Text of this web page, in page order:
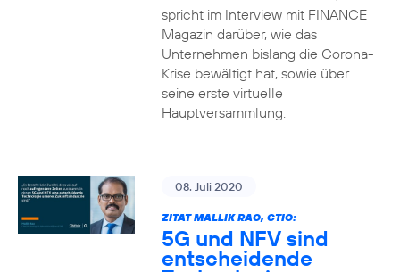
spricht im Interview mit FINANCE
Magazin darüber, wie das
Unternehmen bislang die Corona-
Krise bewältigt hat, sowie über
seine erste virtuelle
Hauptversammlung.
08. Juli 2020
ZITAT MALLIK RAO, CTIO:
5G und NFV sind
entscheidende